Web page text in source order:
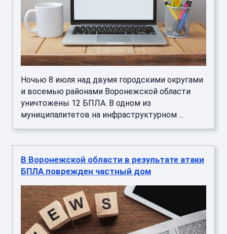
Ночью 8 июля над двумя городскими округами
и восемью районами Воронежской области
уничтожены 12 БПЛА. В одном из
муниципалитетов на инфраструктурном ...
В Воронежской области в результате атаки
БПЛА поврежден частный дом